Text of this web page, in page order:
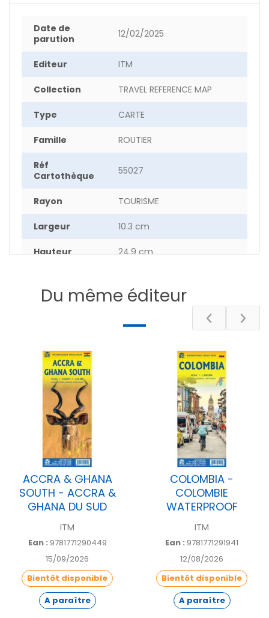
Date de
parution
12/02/2025
Editeur ITM
Collection TRAVEL REFERENCE MAP
Type CARTE
Famille ROUTIER
Réf
Cartothèque
55027
Rayon TOURISME
Largeur 10.3 cm
Hauteur 24.9 cm
Poids 5.4 g
AUSTRALIE
Nombre de
pages
Du même éditeur
ACCRA & GHANA
SOUTH - ACCRA &
GHANA DU SUD
ITM
Ean : 9781771290449
15/09/2026
Bientôt disponible
A paraître
COLOMBIA -
COLOMBIE
WATERPROOF
ITM
Ean : 9781771291941
12/08/2026
Bientôt disponible
A paraître